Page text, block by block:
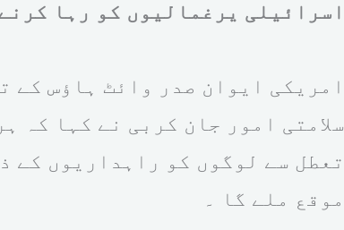
اسرائیلی یرغمالیوں کو رہا
امریکی ایوان صدر وائٹ ہاؤس کے
سلامتی امور جان کربی نے کہا کہ
تعطل سے لوگوں کو راہداریوں کے
موقع ملے گا ۔